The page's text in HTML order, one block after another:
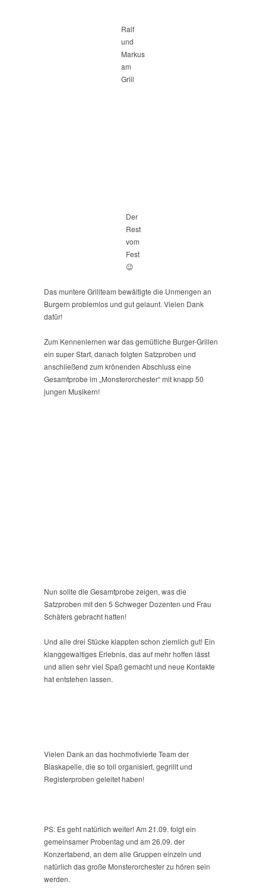
Ralf
und
Markus
am
Grill
Der
Rest
vom
Fest
😉
Das muntere Grillteam bewältigte die Unmengen an
Burgern problemlos und gut gelaunt. Vielen Dank
dafür!
Zum Kennenlernen war das gemütliche Burger-Grillen
ein super Start, danach folgten Satzproben und
anschließend zum krönenden Abschluss eine
Gesamtprobe im „Monsterorchester“ mit knapp 50
jungen Musikern!
Nun sollte die Gesamtprobe zeigen, was die
Satzproben mit den 5 Schweger Dozenten und Frau
Schäfers gebracht hatten!
Und alle drei Stücke klappten schon ziemlich gut! Ein
klanggewaltiges Erlebnis, das auf mehr hoffen lässt
und allen sehr viel Spaß gemacht und neue Kontakte
hat entstehen lassen.
Vielen Dank an das hochmotivierte Team der
Blaskapelle, die so toll organisiert, gegrillt und
Registerproben geleitet haben!
PS: Es geht natürlich weiter! Am 21.09. folgt ein
gemeinsamer Probentag und am 26.09. der
Konzertabend, an dem alle Gruppen einzeln und
natürlich das große Monsterorchester zu hören sein
werden.